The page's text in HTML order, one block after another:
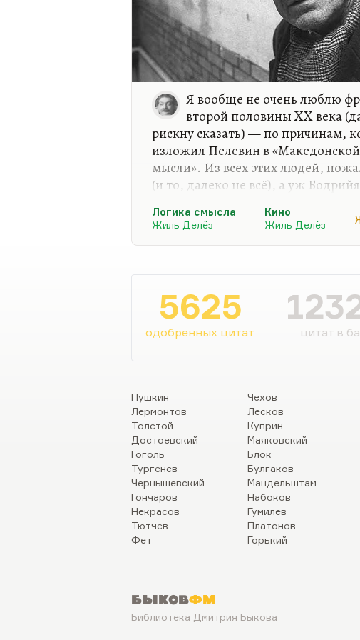
Я вообще не очень люблю
второй половины XX века
рискну сказать) — по причинам,
изложил Пелевин в
мысли». Из всех этих людей,
(и то, далеко не всё), а уж
что я просто ничего не понимаю.
будут, наверное, правы. Но, по-
Логика смысла
Жиль Делёз
Кино
Жиль Делёз
5625
одобренных цитат цитат в
Пушкин
Лермонтов
Толстой
Достоевский
Гоголь
Тургенев
Чернышевский
Гончаров
Некрасов
Тютчев
Фет
Чехов
Лесков
Куприн
Маяковский
Блок
Булгаков
Мандельштам
Набоков
Гумилев
Платонов
Горький
БыковФМ
Библиотека Дмитрия Быкова